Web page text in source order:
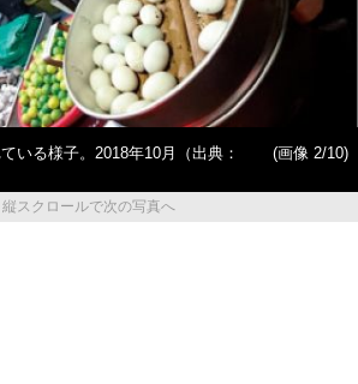
いる様子。2018年10月（出典：
(画像 2/10)
縦スクロールで次の写真へ